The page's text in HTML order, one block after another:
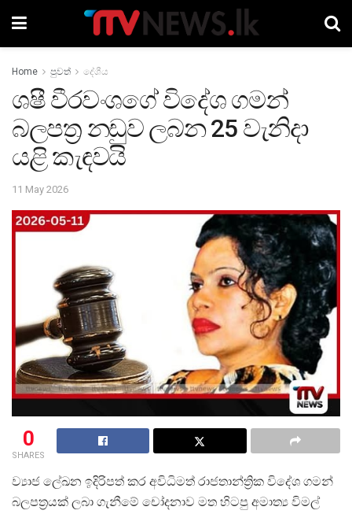
Home පුවත් දේශීය
ශෂී වීරවංශගේ විදේශ ගමන්
බලපත්‍ර නඩුව ලබන 25 වැනිදා
යළි කැඳවයි
11 May 2026
0
SHARES
ව්යාජ ලේඛන ඉදිරිපත් කර අවිධිමත් රාජතාන්ත්රික විදේශ ගමන්
බලපත්රයක් ලබා ගැනීමේ චෝදනාව මත හිටපු අමාත් ය විමල්